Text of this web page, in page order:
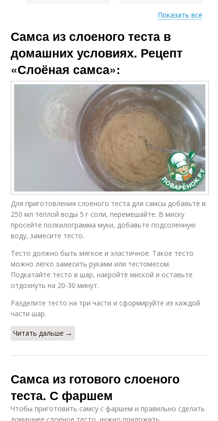
Тест с картошкой Тест с курицей
Тест с говядиной
Тест в духовке Тест с мясом
Показать все
Самса из слоеного теста в
домашних условиях. Рецепт
«Слоёная самса»:
Для приготовления слоёного теста для самсы добавьте в
250 мл тёплой воды 5 г соли, перемешайте. В миску
просейте полкилограмма муки, добавьте подсоленную
воду, замесите тесто.
Тесто должно быть мягкое и эластичное. Такое тесто
можно легко замесить руками или тестомесом.
Подкатайте тесто в шар, накройте миской и оставьте
отдохнуть на 20-30 минут.
Разделите тесто на три части и сформируйте из каждой
части шар.
Читать дальше →
Самса из готового слоеного
теста. С фаршем
Чтобы приготовить самсу с фаршем и правильно сделать